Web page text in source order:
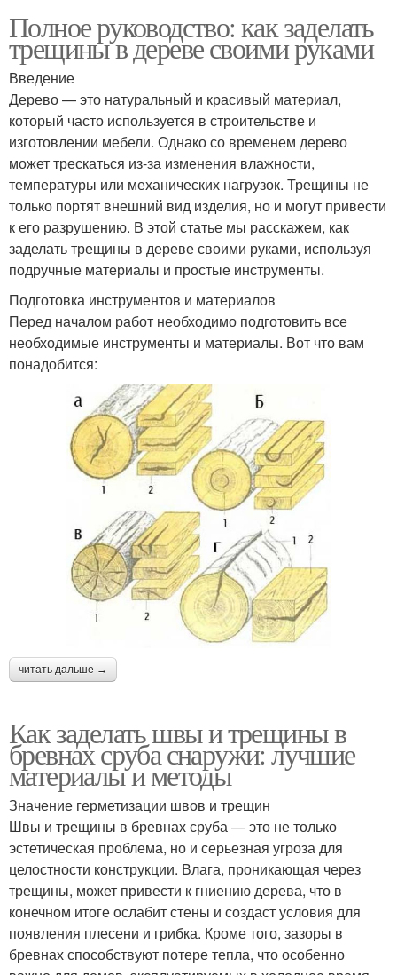
Полное руководство: как заделать
трещины в дереве своими руками
Введение
Дерево — это натуральный и красивый материал,
который часто используется в строительстве и
изготовлении мебели. Однако со временем дерево
может трескаться из-за изменения влажности,
температуры или механических нагрузок. Трещины не
только портят внешний вид изделия, но и могут привести
к его разрушению. В этой статье мы расскажем, как
заделать трещины в дереве своими руками, используя
подручные материалы и простые инструменты.
Подготовка инструментов и материалов
Перед началом работ необходимо подготовить все
необходимые инструменты и материалы. Вот что вам
понадобится:
читать дальше →
Как заделать швы и трещины в
бревнах сруба снаружи: лучшие
материалы и методы
Значение герметизации швов и трещин
Швы и трещины в бревнах сруба — это не только
эстетическая проблема, но и серьезная угроза для
целостности конструкции. Влага, проникающая через
трещины, может привести к гниению дерева, что в
конечном итоге ослабит стены и создаст условия для
появления плесени и грибка. Кроме того, зазоры в
бревнах способствуют потере тепла, что особенно